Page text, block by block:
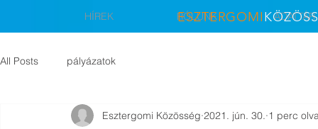
ESZTERGOMI
HÍREK RÓLUNK ADATTÁR
All Posts pályázatok
Esztergomi Közösség 2021. jún. 30. 1 perc